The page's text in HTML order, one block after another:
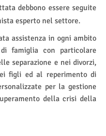
debbono essere seguite
esperto nel settore.
assistenza in ogni ambito
famiglia con particolare
separazione e nei divorzi,
figli ed al reperimento di
per la gestione
della crisi della